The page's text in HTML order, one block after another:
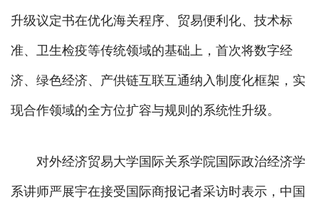
升级议定书在优化海关程序、贸易便利化、技术标
准、卫生检疫等传统领域的基础上，首次将数字经
济、绿色经济、产供链互联互通纳入制度化框架，实
现合作领域的全方位扩容与规则的系统性升级。
对外经济贸易大学国际关系学院国际政治经济学
系讲师严展宇在接受国际商报记者采访时表示，中国